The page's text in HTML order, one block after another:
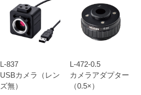
L-837
USBカメラ（レン
ズ無）
L-472-0.5
カメラアダプター
（0.5×）